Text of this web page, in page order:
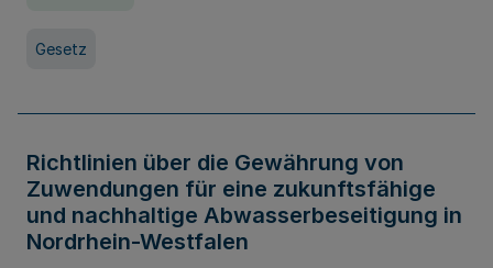
Gesetz
Richtlinien über die Gewährung von
Zuwendungen für eine zukunftsfähige
und nachhaltige Abwasserbeseitigung in
Nordrhein-Westfalen